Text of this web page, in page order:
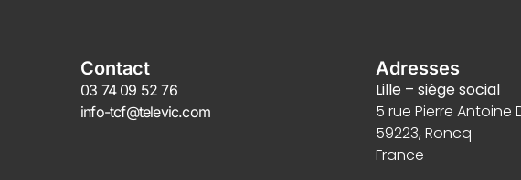
Contact
03 74 09 52 76
info-tcf@televic.com
Adresses
Lille – siège social
5 rue Pierre Antoine
59223, Roncq
France